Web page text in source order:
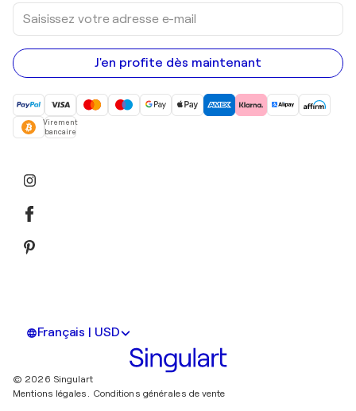
Saisissez
votre
adresse
e-
mail
J'en profite dès maintenant
Virement
bancaire
Français | USD
© 2026 Singulart
Mentions légales. Conditions générales de vente